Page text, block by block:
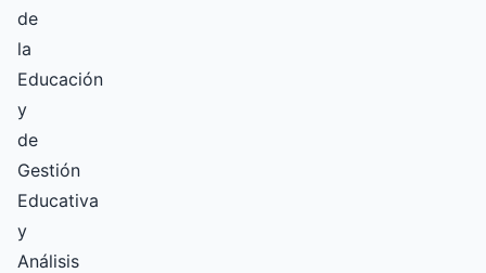
de
la
Educación
y
de
Gestión
Educativa
y
Análisis